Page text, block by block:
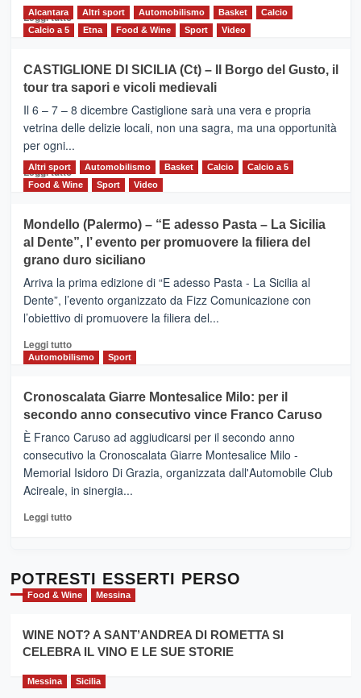
Leggi tutto Leggi
MOIO
ALCANTARA
–
Vivicittà,
alla
scoperta
del
territorio,
e
messaggi
di
Alcantara Altri sport Automobilismo Basket
Calcio
Calcio a 5
Etna Food & Wine Sport Video
CASTIGLIONE DI SICILIA (Ct) – Il Borgo del Gusto, il
tour tra sapori e vicoli medievali
Il 6 – 7 – 8 dicembre Castiglione sarà una vera e propria
vetrina delle delizie locali, non una sagra, ma una opportunità
per ogni...
Leggi tuttoLeggi
di
CASTIGLIONE
DI
SICILIA
(Ct)
–
Il
Borgo
Gusto,
il
tra
sapori
vicoli
medievali
Altri sport Automobilismo Basket Calcio
Calcio a 5
Food & Wine
Sport Video
Mondello (Palermo) – “E adesso Pasta – La Sicilia
al Dente”, l’ evento per promuovere la filiera del
grano duro siciliano
Arriva la prima edizione di “E adesso Pasta - La Sicilia al
Dente”, l’evento organizzato da Fizz Comunicazione con
l’obiettivo di promuovere la filiera del...
Leggi tuttoLeggi
di
Mondello
(Palermo)
–
“E
adesso
Pasta
–
Sicilia
l’
evento
per
la
filiera
grano
Automobilismo Sport
Cronoscalata Giarre Montesalice Milo: per il
secondo anno consecutivo vince Franco Caruso
È Franco Caruso ad aggiudicarsi per il secondo anno
consecutivo la Cronoscalata Giarre Montesalice Milo -
Memorial Isidoro Di Grazia, organizzata dall'Automobile Club
Acireale, in sinergia...
Leggi tuttoLeggi
Cronoscalata
Giarre
Montesalice
per
il
anno
POTRESTI ESSERTI PERSO
Food & Wine Messina
WINE NOT? A SANT’ANDREA DI ROMETTA SI
CELEBRA IL VINO E LE SUE STORIE
Messina Sicilia